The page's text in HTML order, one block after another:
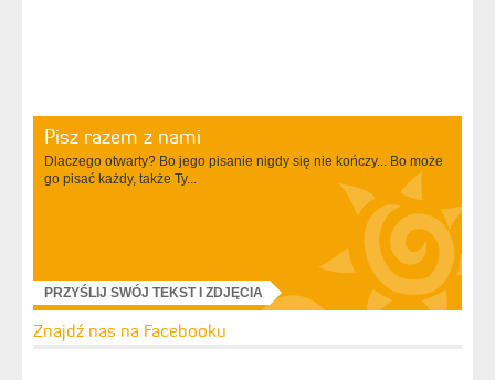
Pisz razem z nami
Dlaczego otwarty? Bo jego pisanie nigdy się nie kończy... Bo może
go pisać każdy, także Ty...
PRZYŚLIJ SWÓJ TEKST I ZDJĘCIA
Znajdź nas na Facebooku